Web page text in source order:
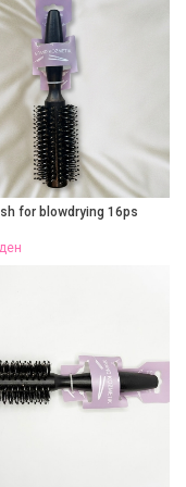
for blowdrying 16ps
ден